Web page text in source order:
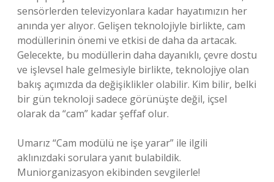
sensörlerden televizyonlara kadar hayatımızın her
anında yer alıyor. Gelişen teknolojiyle birlikte, cam
modüllerinin önemi ve etkisi de daha da artacak.
Gelecekte, bu modüllerin daha dayanıklı, çevre dostu
ve işlevsel hale gelmesiyle birlikte, teknolojiye olan
bakış açımızda da değişiklikler olabilir. Kim bilir, belki
bir gün teknoloji sadece görünüşte değil, içsel
olarak da “cam” kadar şeffaf olur.
Umarız “Cam modülü ne işe yarar” ile ilgili
aklınızdaki sorulara yanıt bulabildik.
Muniorganizasyon ekibinden sevgilerle!